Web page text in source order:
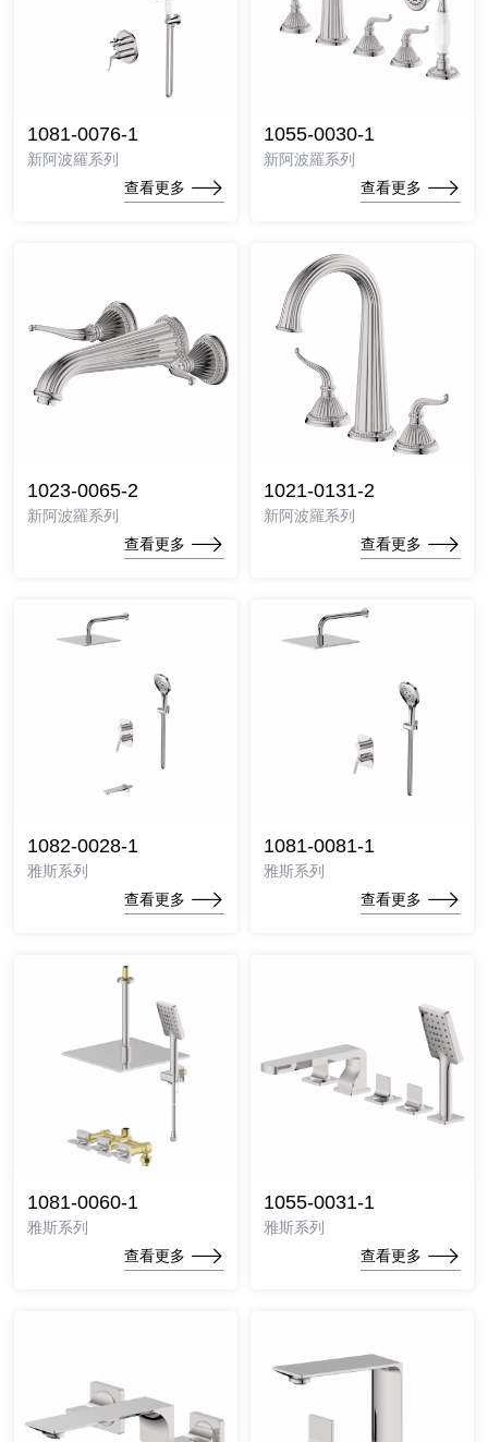
1081-0076-1
新阿波羅系列
查看更多
1055-0030-1
新阿波羅系列
查看更多
1023-0065-2
新阿波羅系列
查看更多
1021-0131-2
新阿波羅系列
查看更多
1082-0028-1
雅斯系列
查看更多
1081-0081-1
雅斯系列
查看更多
1081-0060-1
雅斯系列
查看更多
1055-0031-1
雅斯系列
查看更多